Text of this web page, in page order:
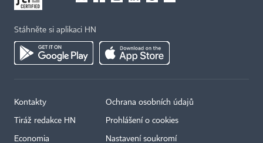
Stáhněte si aplikaci HN
Kontakty
Tiráž redakce HN
Economia
Ochrana osobních údajů
Prohlášení o cookies
Nastavení soukromí